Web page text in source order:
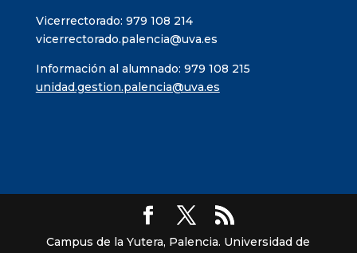
Vicerrectorado: 979 108 214
vicerrectorado.palencia@uva.es
Información al alumnado: 979 108 215
unidad.gestion.palencia@uva.es
Campus de la Yutera, Palencia. Universidad de